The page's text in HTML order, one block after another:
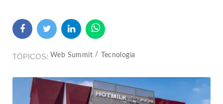
TÓPICOS Web Summit Tecnologia